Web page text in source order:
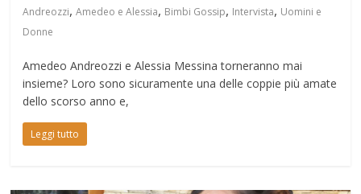
Andreozzi,Amedeo e Alessia, Bimbi Gossip, Intervista, Uomini e
Donne
Amedeo Andreozzi e Alessia Messina torneranno mai
insieme? Loro sono sicuramente una delle coppie più amate
dello scorso anno e,
Leggi tutto